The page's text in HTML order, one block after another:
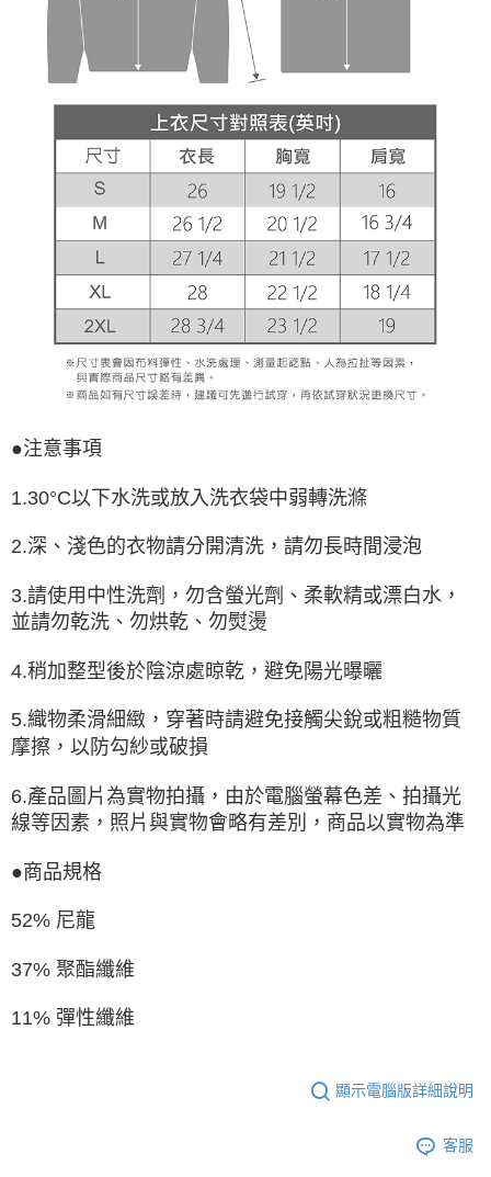
●注意事項
1.30°C以下水洗或放入洗衣袋中弱轉洗滌
2.深、淺色的衣物請分開清洗，請勿長時間浸泡
3.請使用中性洗劑，勿含螢光劑、柔軟精或漂白水，
並請勿乾洗、勿烘乾、勿熨燙
4.稍加整型後於陰涼處晾乾，避免陽光曝曬
5.織物柔滑細緻，穿著時請避免接觸尖銳或粗糙物質
摩擦，以防勾紗或破損
6.產品圖片為實物拍攝，由於電腦螢幕色差、拍攝光
線等因素，照片與實物會略有差別，商品以實物為準
●商品規格
52% 尼龍
37% 聚酯纖維
11% 彈性纖維
顯示電腦版詳細說明
客服